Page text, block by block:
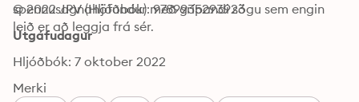
spennusagnahöfundur með grípandi sögu sem engin
leið er að leggja frá sér.
© 2022 JPV (Hljóðbók): 9789935293923
Útgáfudagur
Hljóðbók: 7 oktober 2022
Merki